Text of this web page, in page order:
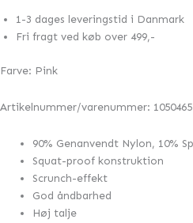
1-3 dages leveringstid i Danmark
Fri fragt ved køb over 499,-
Farve: Pink
Artikelnummer/varenummer:
90% Genanvendt Nylon, 10%
Squat-proof konstruktion
Scrunch-effekt
God åndbarhed
Høj talje